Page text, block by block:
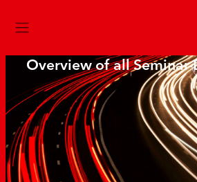
Overview of all Seminar